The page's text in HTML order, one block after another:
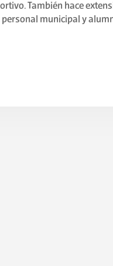
También hace
municipal y